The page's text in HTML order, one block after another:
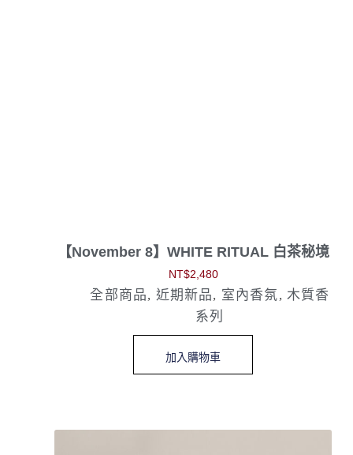
【November 8】WHITE RITUAL 白茶秘境
NT$2,480
全部商品, 近期新品, 室內香氛,木質香
系列
加入購物車